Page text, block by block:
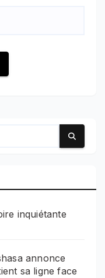
inquiétante
annonce
sa ligne face